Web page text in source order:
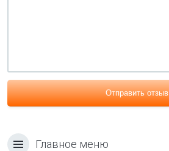
Отправить отзыв
Главное меню